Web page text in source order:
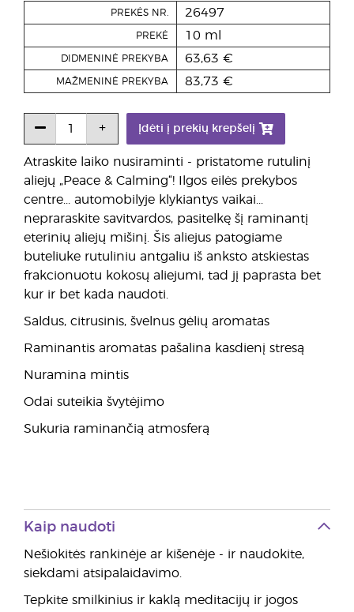
Atraskite laiko nusiraminti - pristatome rutulinį
aliejų „Peace & Calming“! Ilgos eilės prekybos
centre... automobilyje klykiantys vaikai...
nepraraskite savitvardos, pasitelkę šį raminantį
eterinių aliejų mišinį. Šis aliejus patogiame
buteliuke rutuliniu antgaliu iš anksto atskiestas
frakcionuotu kokosų aliejumi, tad jį paprasta bet
kur ir bet kada naudoti.
Saldus, citrusinis, švelnus gėlių aromatas
Raminantis aromatas pašalina kasdienį stresą
Nuramina mintis
Odai suteikia švytėjimo
Sukuria raminančią atmosferą
PREKĖS NR. 26497
PREKĖ 10 ml
DIDMENINĖ PREKYBA 63,63 €
MAŽMENINĖ PREKYBA 83,73 €
Įdėti į prekių krepšelį
Kaip naudoti
Nešiokitės rankinėje ar kišenėje - ir naudokite,
siekdami atsipalaidavimo.
Tepkite smilkinius ir kaklą meditacijų ir jogos